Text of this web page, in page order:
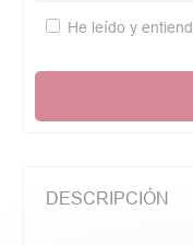
He leído y
DESCRIPCIÓN